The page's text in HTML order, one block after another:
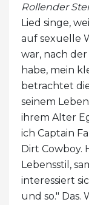
Rollender
Lied singe,
auf sexuelle
war, nach
habe, mein
betrachtet
seinem
ihrem Alter
ich Captain
Dirt Cowboy.
Lebensstil,
interessiert
und so." Das.